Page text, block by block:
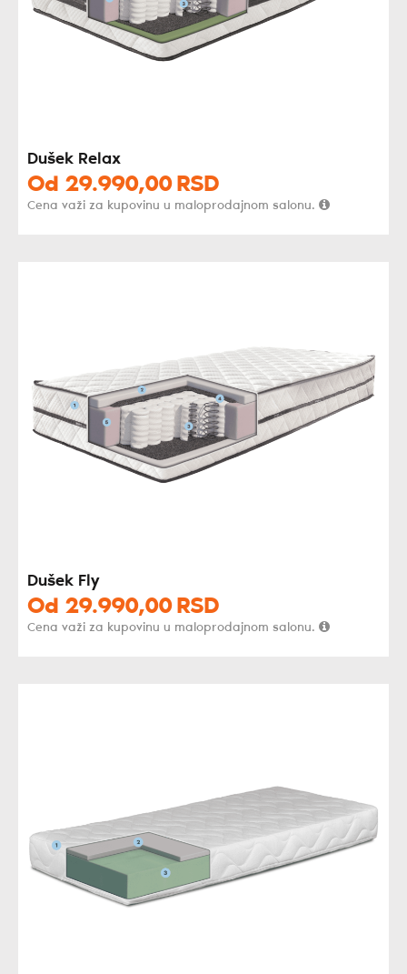
Dušek Relax
Od 29.990,00 RSD
Cena važi za kupovinu u maloprodajnom salonu.
Dušek Fly
Od 29.990,00 RSD
Cena važi za kupovinu u maloprodajnom salonu.